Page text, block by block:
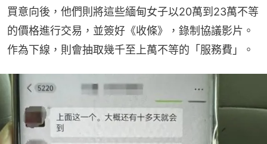
買意向後，他們則將這些緬甸女子以20萬到23萬不等
的價格進行交易，並簽好《收條》，錄制協議影片。
作為下線，則會抽取幾千至上萬不等的「服務費」。